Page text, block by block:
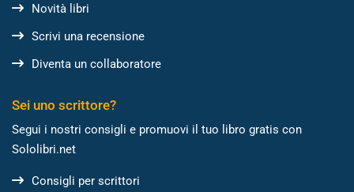
Novità libri
Scrivi una recensione
Diventa un collaboratore
Sei uno scrittore?
Segui i nostri consigli e promuovi il tuo libro gratis con
Sololibri.net
Consigli per scrittori